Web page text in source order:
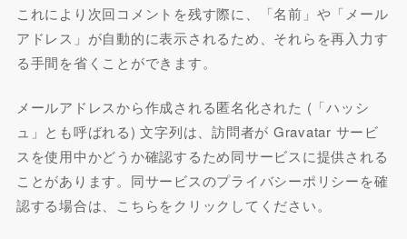
これにより次回コメントを残す際に、「名前」や「メール
アドレス」が自動的に表示されるため、それらを再入力す
る手間を省くことができます。
メールアドレスから作成される匿名化された (「ハッシ
ュ」とも呼ばれる) 文字列は、訪問者が Gravatar サービ
スを使用中かどうか確認するため同サービスに提供される
ことがあります。同サービスのプライバシーポリシーを確
認する場合は、こちらをクリックしてください。